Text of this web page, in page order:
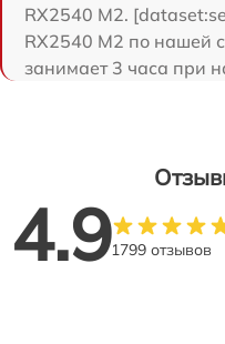
RX2540 M2.
RX2540 M2 по нашей
занимает 3 часа при
4.91799 отзывов